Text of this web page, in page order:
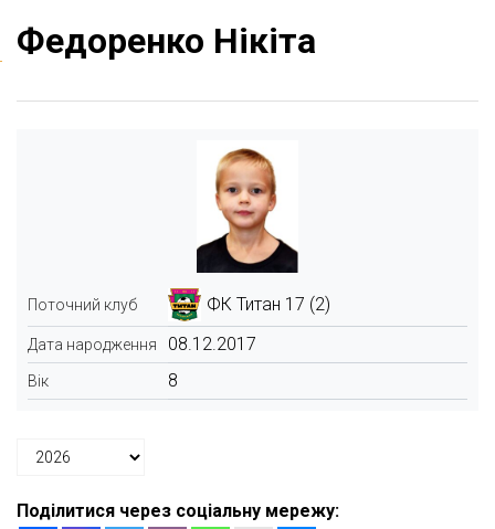
Федоренко Нікіта
Поточний клуб ФК Титан 17 (2)
Дата народження 08.12.2017
Вік 8
Поділитися через соціальну мережу: